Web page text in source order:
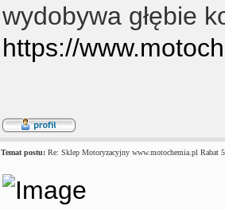
wydobywa głębie
https://
Temat postu: Re: Sklep Motoryzacyjny www.motochemia.pl Rabat